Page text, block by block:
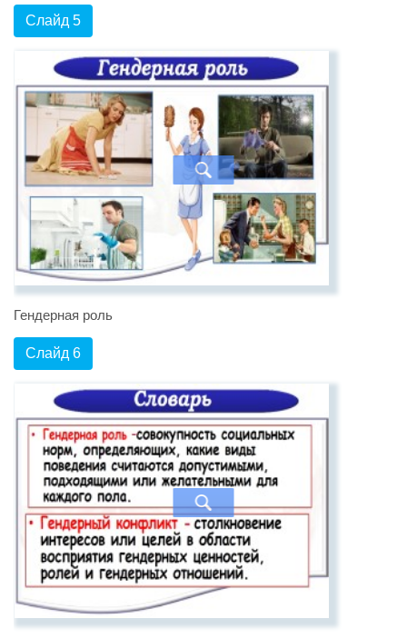
Слайд 5
Гендерная роль
Слайд 6